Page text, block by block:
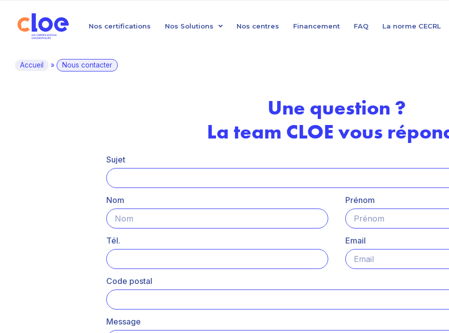
Nos certifications Nos Solutions Nos centres Financement FAQ La norme CECRL
Accueil » Nous contacter
Une question ?
La team CLOE vous
Sujet
Nom Prénom
Tél. Email
Code postal
Message